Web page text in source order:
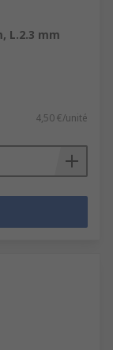
L.2.3 mm
4,50 €/unité